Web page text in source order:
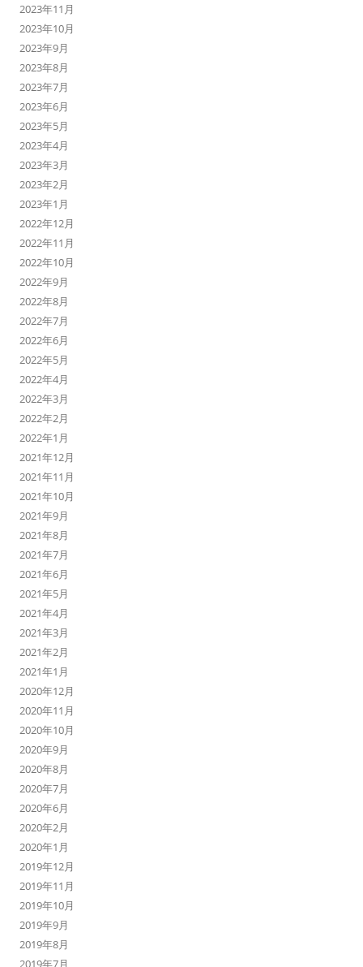
2023年11月
2023年10月
2023年9月
2023年8月
2023年7月
2023年6月
2023年5月
2023年4月
2023年3月
2023年2月
2023年1月
2022年12月
2022年11月
2022年10月
2022年9月
2022年8月
2022年7月
2022年6月
2022年5月
2022年4月
2022年3月
2022年2月
2022年1月
2021年12月
2021年11月
2021年10月
2021年9月
2021年8月
2021年7月
2021年6月
2021年5月
2021年4月
2021年3月
2021年2月
2021年1月
2020年12月
2020年11月
2020年10月
2020年9月
2020年8月
2020年7月
2020年6月
2020年2月
2020年1月
2019年12月
2019年11月
2019年10月
2019年9月
2019年8月
2019年7月